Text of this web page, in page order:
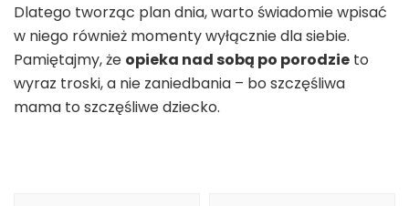
Dlatego tworząc plan dnia, warto świadomie wpisać
w niego również momenty wyłącznie dla siebie.
Pamiętajmy, że opieka nad sobą po porodzie to
wyraz troski, a nie zaniedbania – bo szczęśliwa
mama to szczęśliwe dziecko.